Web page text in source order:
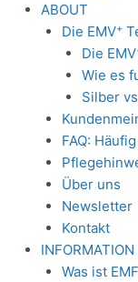
ABOUT
Die EMV+
Die EMV
Wie es
Silber
FAQ:
Über uns
Newsletter
Kontakt
INFORMATION
Was ist